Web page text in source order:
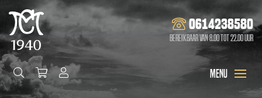
0614238580
Bereikbaar van 8.00 tot 22.00 uur